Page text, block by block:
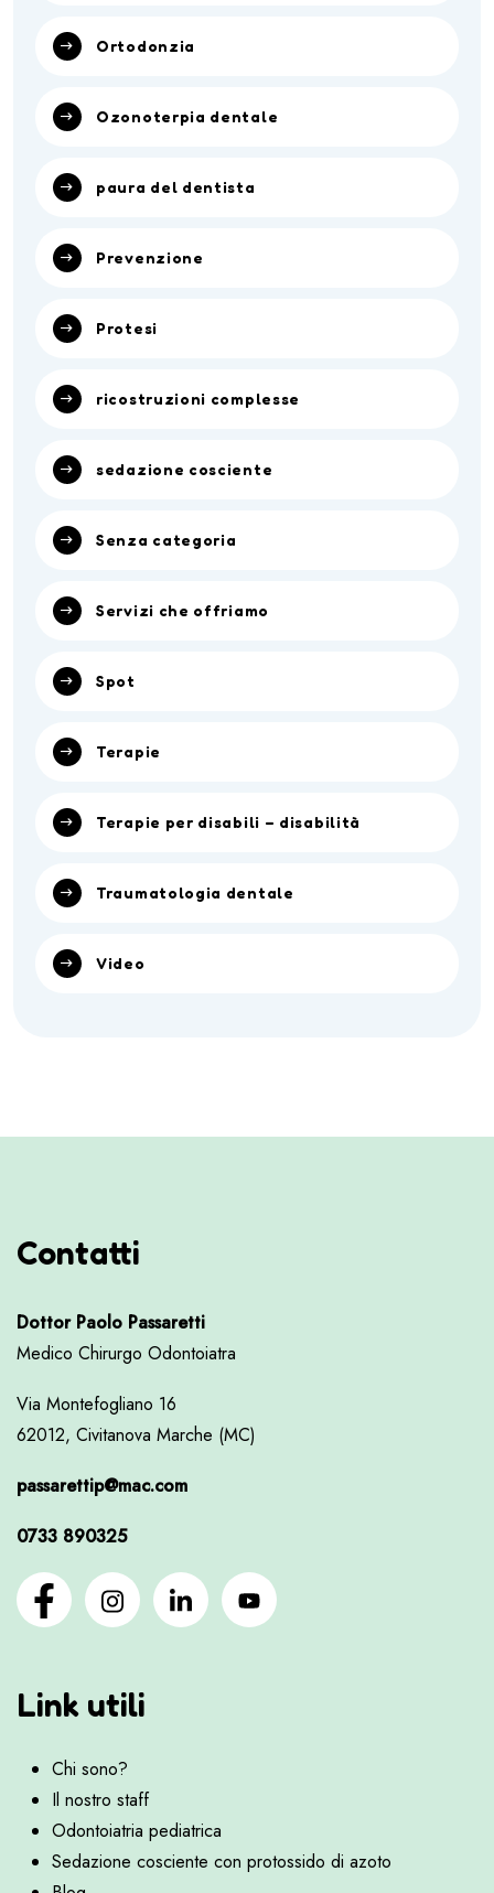
Ortodonzia
Ozonoterpia dentale
paura del dentista
Prevenzione
Protesi
ricostruzioni complesse
sedazione cosciente
Senza categoria
Servizi che offriamo
Spot
Terapie
Terapie per disabili – disabilità
Traumatologia dentale
Video
Contatti
Dottor Paolo Passaretti
Medico Chirurgo Odontoiatra
Via Montefogliano 16
62012, Civitanova Marche (MC)
passarettip@mac.com
0733 890325
Link utili
Chi sono?
Il nostro staff
Odontoiatria pediatrica
Sedazione cosciente con protossido di azoto